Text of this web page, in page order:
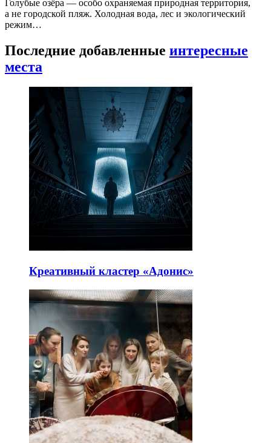
Голубые озёра — особо охраняемая природная территория,
а не городской пляж. Холодная вода, лес и экологический
режим…
Последние добавленные интересные
места
Креативный кластер «Адонис»